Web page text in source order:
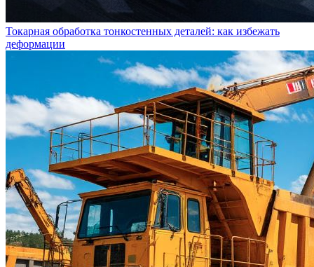
Токарная обработка тонкостенных деталей: как избежать
деформации